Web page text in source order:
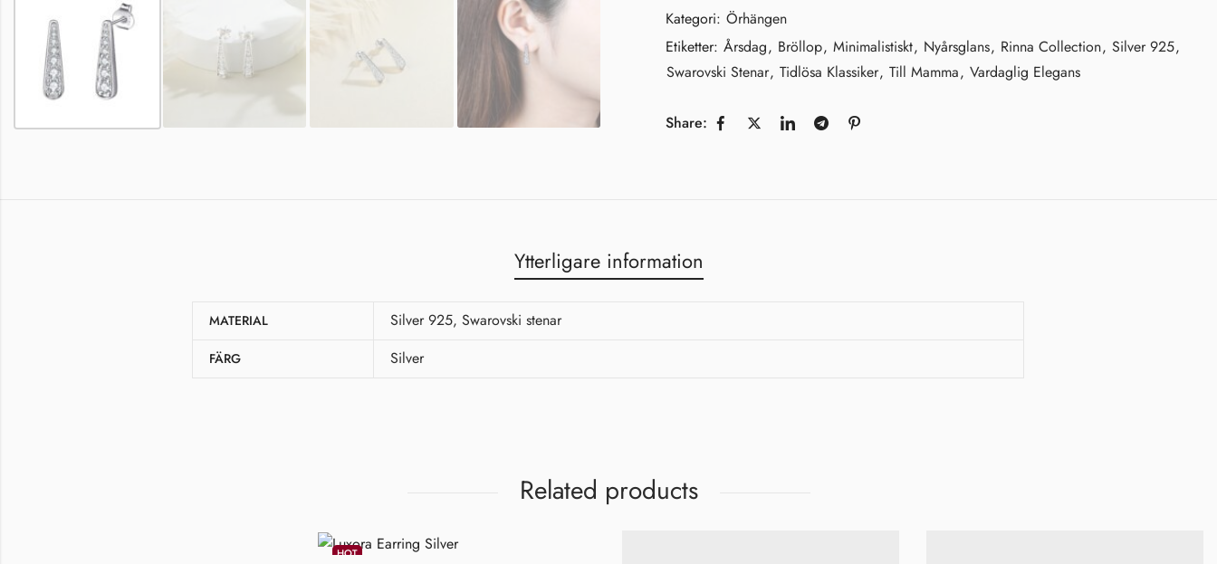
Kategori: Örhängen
Etiketter: Årsdag, Bröllop, Minimalistiskt, Nyårsglans, Rinna Collection, Silver 925,
Swarovski Stenar, Tidlösa Klassiker, Till Mamma, Vardaglig Elegans
Share:
Ytterligare information
MATERIAL Silver 925, Swarovski stenar
FÄRG Silver
Related products
HOT
Hjärtligt välkommen till